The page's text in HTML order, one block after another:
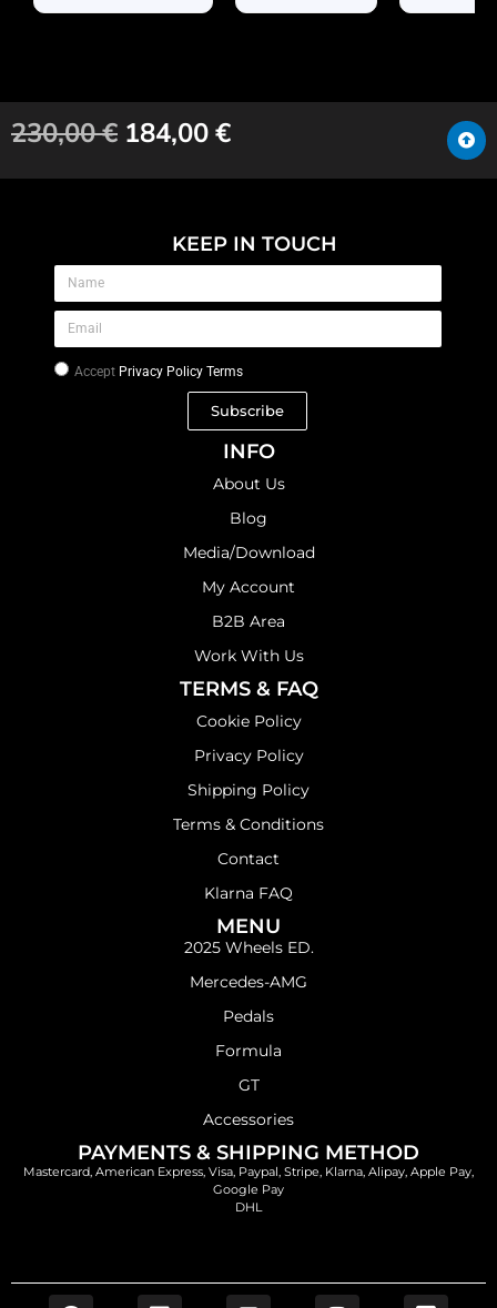
230,00€ 184,00€
KEEP IN TOUCH
Accept Privacy Policy Terms
Subscribe
INFO
About Us
Blog
Media/Download
My Account
B2B Area
Work With Us
TERMS & FAQ
Cookie Policy
Privacy Policy
Shipping Policy
Terms & Conditions
Contact
Klarna FAQ
MENU
2025 Wheels ED.
Mercedes-AMG
Pedals
Formula
GT
Accessories
PAYMENTS & SHIPPING METHOD
Mastercard, American Express, Visa, Paypal, Stripe, Klarna, Alipay, Apple Pay,
Google Pay
DHL